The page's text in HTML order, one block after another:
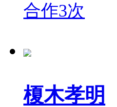
合作3次
榎木孝明